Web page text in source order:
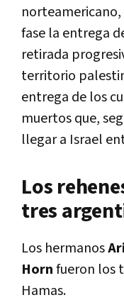
fase la entrega
retirada
territorio
entrega de los
muertos que,
llegar a Israel
Los
tres
Los hermanos
Hornfueron los
Hamas.